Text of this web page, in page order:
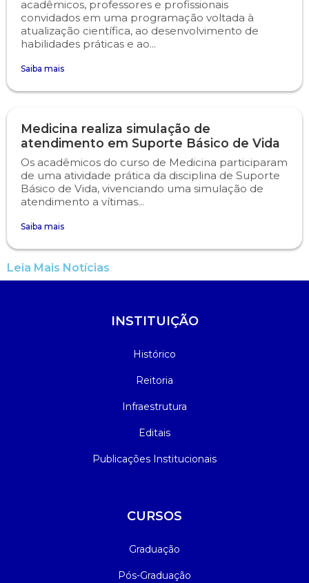
acadêmicos, professores e profissionais
convidados em uma programação voltada à
atualização científica, ao desenvolvimento de
habilidades práticas e ao...
Saiba mais
Medicina realiza simulação de
atendimento em Suporte Básico de Vida
Os acadêmicos do curso de Medicina participaram
de uma atividade prática da disciplina de Suporte
Básico de Vida, vivenciando uma simulação de
atendimento a vítimas...
Saiba mais
Leia Mais Notícias
INSTITUIÇÃO
Histórico
Reitoria
Infraestrutura
Editais
Publicações Institucionais
CURSOS
Graduação
Pós-Graduação